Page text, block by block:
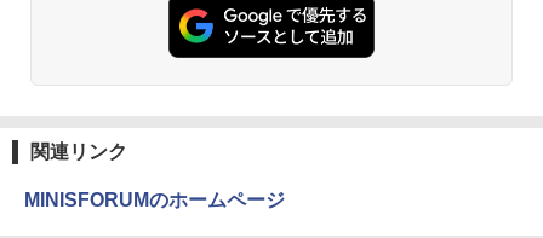
関連リンク
MINISFORUMのホームページ